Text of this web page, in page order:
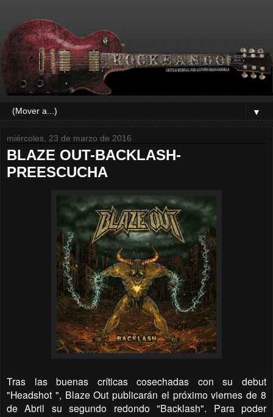
▼
miércoles, 23 de marzo de 2016
BLAZE OUT-BACKLASH-
PREESCUCHA
Tras las buenas críticas cosechadas con su debut
"Headshot ", Blaze Out publicarán el próximo viernes de 8
de Abril su segundo redondo "Backlash". Para poder